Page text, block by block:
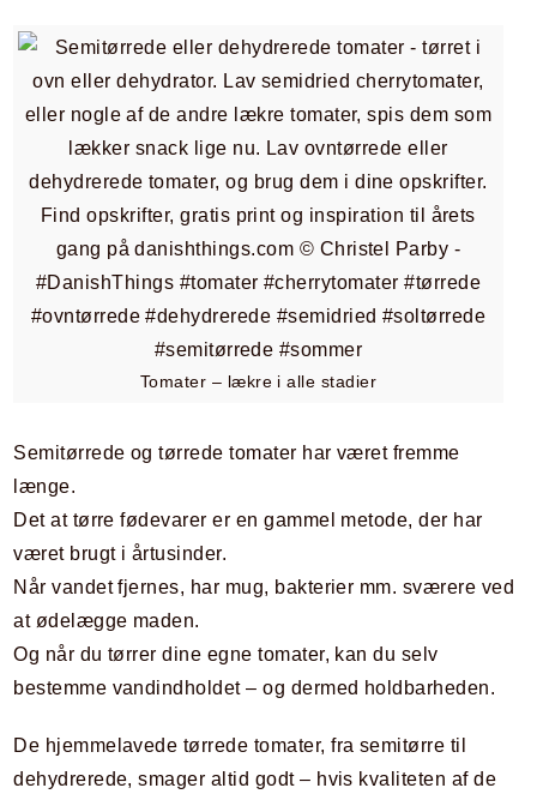
Tomater – lækre i alle stadier
Semitørrede og tørrede tomater har været fremme
længe.
Det at tørre fødevarer er en gammel metode, der har
været brugt i årtusinder.
Når vandet fjernes, har mug, bakterier mm. sværere ved
at ødelægge maden.
Og når du tørrer dine egne tomater, kan du selv
bestemme vandindholdet – og dermed holdbarheden.
De hjemmelavede tørrede tomater, fra semitørre til
dehydrerede, smager altid godt – hvis kvaliteten af de